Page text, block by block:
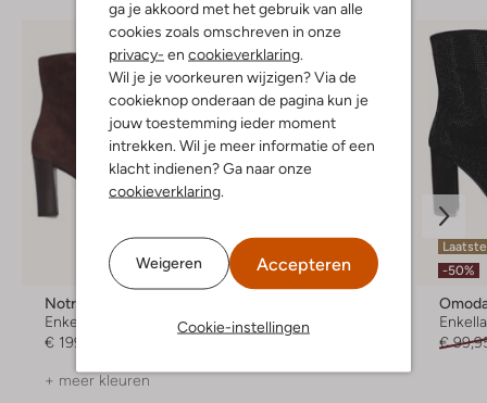
ga je akkoord met het gebruik van alle
cookies zoals omschreven in onze
privacy- en cookieverklaring
Wil je je voorkeuren wijzigen? Via de
cookieknop onderaan de pagina kun je
jouw toestemming ieder moment
intrekken. Wil je meer informatie of een
klacht indienen? Ga naar onze
cookieverklaring
Weigeren Accepteren
Cookie-instellingen
Notre-V
Enkellaarsjes
€ 199,99
+ meer kleuren
-50%
Enkellaarsjes
-50%
€